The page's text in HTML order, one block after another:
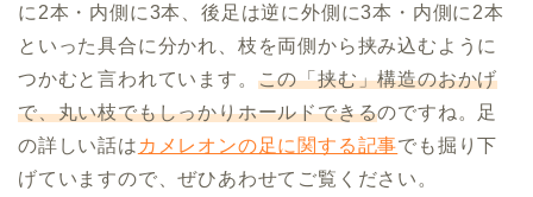
に2本・内側に3本、後足は逆に外側に3本・内側に2本
といった具合に分かれ、枝を両側から挟み込むように
つかむと言われています。 この「挟む」構造のおかげ
で、丸い枝でもしっかりホールドできるのですね。足
の詳しい話は カメレオンの足に関する記事でも掘り下
げていますので、ぜひあわせてご覧ください。